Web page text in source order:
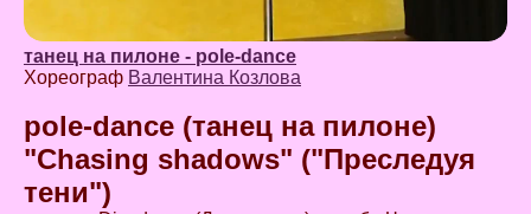
танец на пилоне - pole-dance
Хореограф Валентина Козлова
pole-dance (танец на пилоне)
"Chasing shadows" ("Преследуя
тени")